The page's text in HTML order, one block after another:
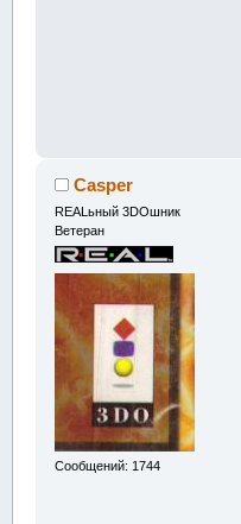
Casper
REALьный 3DOшник
Ветеран
Сообщений: 1744